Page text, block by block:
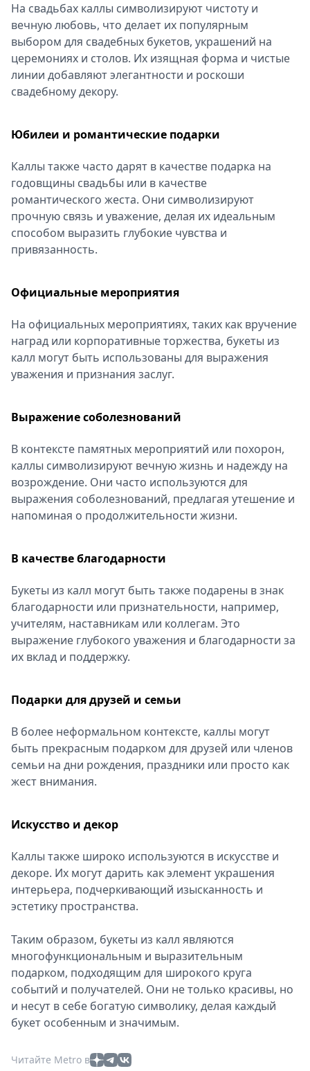
На свадьбах каллы символизируют чистоту и
вечную любовь, что делает их популярным
выбором для свадебных букетов, украшений на
церемониях и столов. Их изящная форма и чистые
линии добавляют элегантности и роскоши
свадебному декору.
Юбилеи и романтические подарки
Каллы также часто дарят в качестве подарка на
годовщины свадьбы или в качестве
романтического жеста. Они символизируют
прочную связь и уважение, делая их идеальным
способом выразить глубокие чувства и
привязанность.
Официальные мероприятия
На официальных мероприятиях, таких как вручение
наград или корпоративные торжества, букеты из
калл могут быть использованы для выражения
уважения и признания заслуг.
Выражение соболезнований
В контексте памятных мероприятий или похорон,
каллы символизируют вечную жизнь и надежду на
возрождение. Они часто используются для
выражения соболезнований, предлагая утешение и
напоминая о продолжительности жизни.
В качестве благодарности
Букеты из калл могут быть также подарены в знак
благодарности или признательности, например,
учителям, наставникам или коллегам. Это
выражение глубокого уважения и благодарности за
их вклад и поддержку.
Подарки для друзей и семьи
В более неформальном контексте, каллы могут
быть прекрасным подарком для друзей или членов
семьи на дни рождения, праздники или просто как
жест внимания.
Искусство и декор
Каллы также широко используются в искусстве и
декоре. Их могут дарить как элемент украшения
интерьера, подчеркивающий изысканность и
эстетику пространства.
Таким образом, букеты из калл являются
многофункциональным и выразительным
подарком, подходящим для широкого круга
событий и получателей. Они не только красивы, но
и несут в себе богатую символику, делая каждый
букет особенным и значимым.
Читайте Metro в